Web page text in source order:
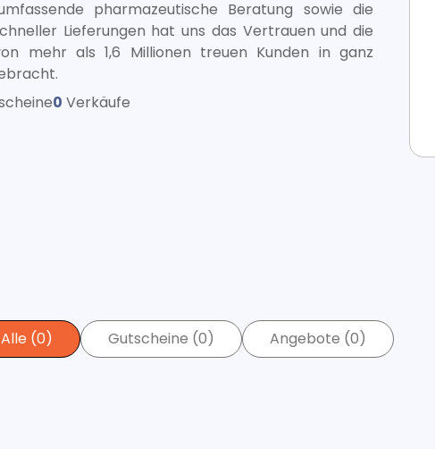
pharmazeutische Beratung sowie die
Lieferungen hat uns das Vertrauen und die
mehr als 1,6 Millionen treuen Kunden in ganz
0 Verkäufe
Alle (0) Gutscheine (0) Angebote (0)